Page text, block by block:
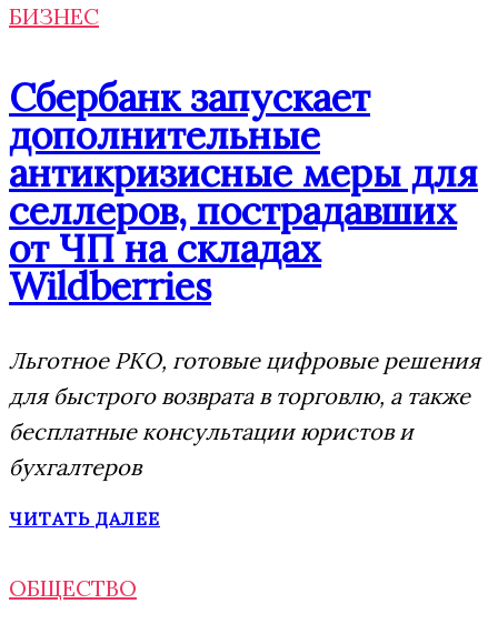
БИЗНЕС
Сбербанк запускает
дополнительные
антикризисные меры для
селлеров, пострадавших
от ЧП на складах
Wildberries
Льготное РКО, готовые цифровые решения
для быстрого возврата в торговлю, а также
бесплатные консультации юристов и
бухгалтеров
ЧИТАТЬ ДАЛЕЕ
ОБЩЕСТВО